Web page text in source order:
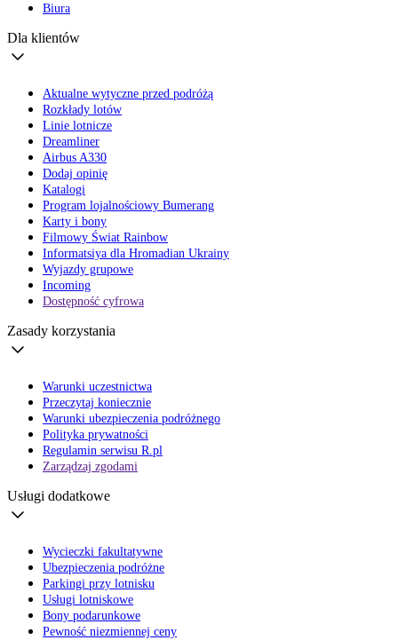
Biura
Dla klientów
Aktualne wytyczne przed podróżą
Rozkłady lotów
Linie lotnicze
Dreamliner
Airbus A330
Dodaj opinię
Katalogi
Program lojalnościowy Bumerang
Karty i bony
Filmowy Świat Rainbow
Informatsiya dla Hromadian Ukrainy
Wyjazdy grupowe
Incoming
Dostępność cyfrowa
Zasady korzystania
Warunki uczestnictwa
Przeczytaj koniecznie
Warunki ubezpieczenia podróżnego
Polityka prywatności
Regulamin serwisu R.pl
Zarządzaj zgodami
Usługi dodatkowe
Wycieczki fakultatywne
Ubezpieczenia podróżne
Parkingi przy lotnisku
Usługi lotniskowe
Bony podarunkowe
Pewność niezmiennej ceny